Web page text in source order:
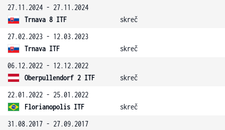
27.11.2024 - 27.11.2024
Trnava 8 ITF
skreč
27.02.2023 - 12.03.2023
Trnava ITF
skreč
06.12.2022 - 12.12.2022
Oberpullendorf 2 ITF
skreč
22.01.2022 - 25.01.2022
Florianopolis ITF
skreč
31.08.2017 - 27.09.2017